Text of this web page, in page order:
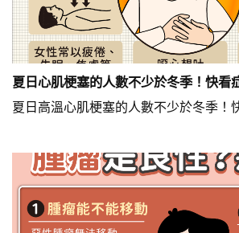
夏日心肌梗塞的人數不少於冬季！快看
夏日高溫心肌梗塞的人數不少於冬季！